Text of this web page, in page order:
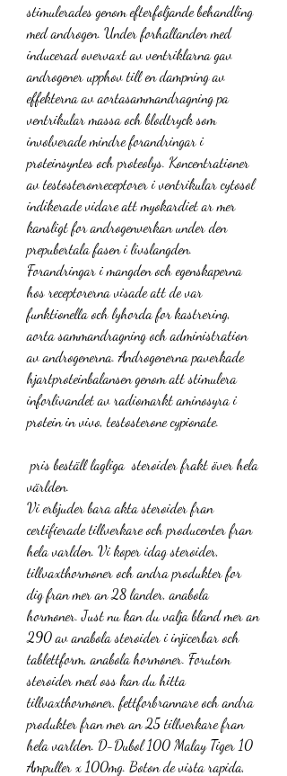
stimulerades genom efterfoljande behandling
med androgen. Under forhallanden med
inducerad overvaxt av ventriklarna gav
androgener upphov till en dampning av
effekterna av aortasammandragning pa
ventrikular massa och blodtryck som
involverade mindre forandringar i
proteinsyntes och proteolys. Koncentrationer
av testosteronreceptorer i ventrikular cytosol
indikerade vidare att myokardiet ar mer
kansligt for androgenverkan under den
prepubertala fasen i livslangden.
Forandringar i mangden och egenskaperna
hos receptorerna visade att de var
funktionella och lyhorda for kastrering,
aorta sammandragning och administration
av androgenerna. Androgenerna paverkade
hjartproteinbalansen genom att stimulera
inforlivandet av radiomarkt aminosyra i
protein in vivo, testosterone cypionate.
världen.
Vi erbjuder bara akta steroider fran
certifierade tillverkare och producenter fran
hela varlden. Vi koper idag steroider,
tillvaxthormoner och andra produkter for
dig fran mer an 28 lander, anabola
hormoner. Just nu kan du valja bland mer an
290 av anabola steroider i injicerbar och
tablettform, anabola hormoner. Forutom
steroider med oss kan du hitta
tillvaxthormoner, fettforbrannare och andra
produkter fran mer an 25 tillverkare fran
hela varlden. D-Dubol 100 Malay Tiger 10
Ampuller x 100mg. Boton de vista rapida,